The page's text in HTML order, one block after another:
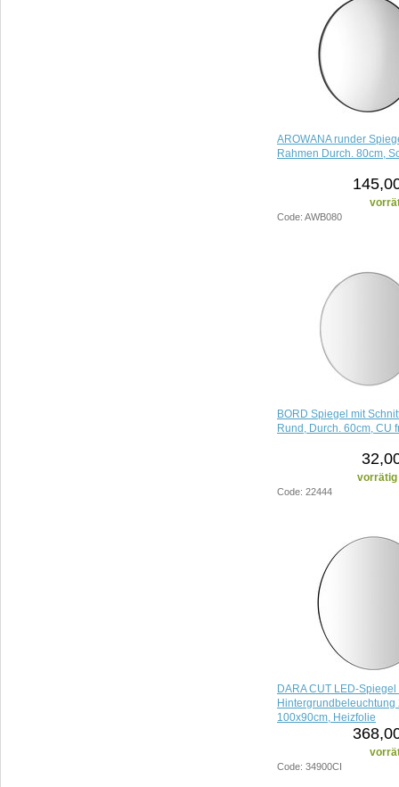
AROWANA runder
Rahmen Durch. 80cm,
Code: AWB080
BORD Spiegel mit
Rund, Durch. 60cm, CU
vorrätig
Code: 22444
DARA CUT LED-Spiegel
Hintergrundbeleuchtung
100x90cm, Heizfolie
Code: 34900CI